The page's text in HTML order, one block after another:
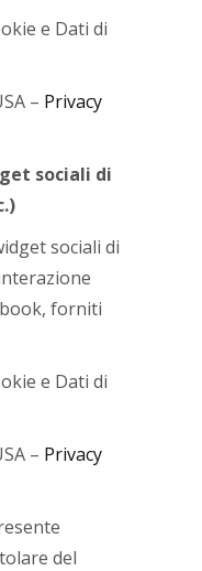
e Dati di
– Privacy
sociali di
sociali di
forniti
e Dati di
– Privacy
del